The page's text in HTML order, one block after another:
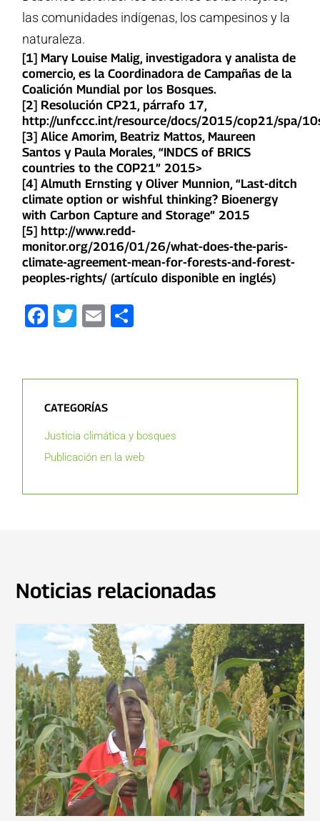
las comunidades indígenas, los campesinos y la
naturaleza.
[1] Mary Louise Malig, investigadora y analista de
comercio, es la Coordinadora de Campañas de la
Coalición Mundial por los Bosques.
[2] Resolución CP21, párrafo 17,
http://unfccc.int/resource/docs/2015/cop21/spa/
[3] Alice Amorim, Beatriz Mattos, Maureen
Santos y Paula Morales, “INDCS of BRICS
countries to the COP21” 2015>
[4] Almuth Ernsting y Oliver Munnion, “Last-ditch
climate option or wishful thinking? Bioenergy
with Carbon Capture and Storage” 2015
[5] http://www.redd-
monitor.org/2016/01/26/what-does-the-paris-
climate-agreement-mean-for-forests-and-forest-
peoples-rights/ (artículo disponible en inglés)
Facebook
Twitter
Email
CATEGORÍAS
Justicia climática y bosques
Publicación en la web
Noticias relacionadas